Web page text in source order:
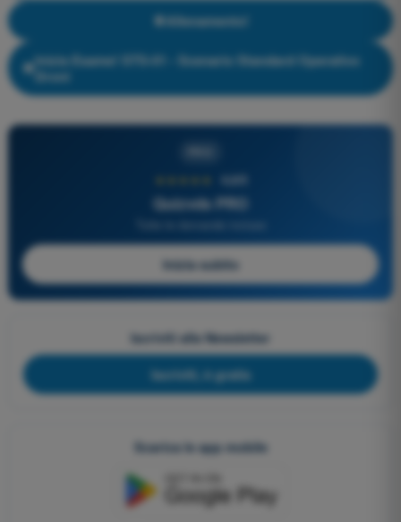
Allenamento!
Inizia Esame! STS-01 - Scenario Standard Operativo
Droni
4,6/5
Quizvds PRO
Inizia subito
Iscriviti alla Newsletter
Iscriviti, è gratis
Scarica le app mobile